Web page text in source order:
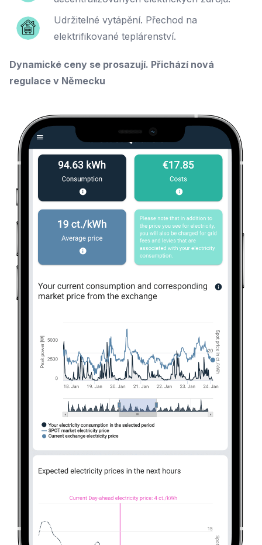
Udržitelné vytápění. Přechod na
elektrifikované teplárenství.
Dynamické ceny se prosazují. Přichází nová
regulace v Německu